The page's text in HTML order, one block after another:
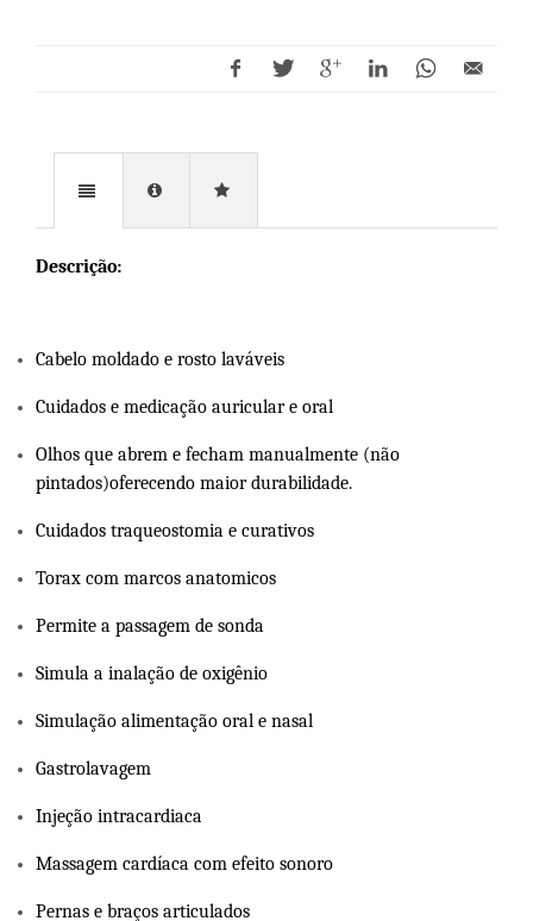
Descrição:
Cabelo moldado e rosto laváveis
Cuidados e medicação auricular e oral
Olhos que abrem e fecham manualmente (não
pintados)oferecendo maior durabilidade.
Cuidados traqueostomia e curativos
Torax com marcos anatomicos
Permite a passagem de sonda
Simula a inalação de oxigênio
Simulação alimentação oral e nasal
Gastrolavagem
Injeção intracardiaca
Massagem cardíaca com efeito sonoro
Pernas e braços articulados